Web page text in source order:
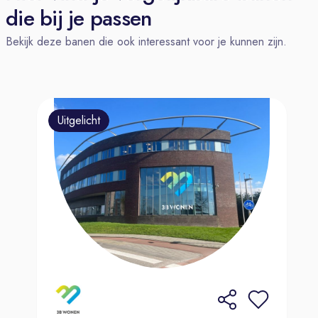
die bij je passen
Bekijk deze banen die ook interessant voor je kunnen zijn.
Uitgelicht